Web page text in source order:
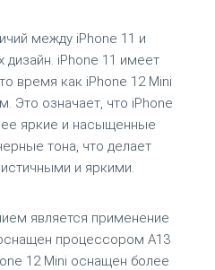
между iPhone 11 и
дизайн. iPhone 11 имеет
время как iPhone 12 Mini
Это означает, что iPhone
яркие и насыщенные
тона, что делает
и яркими.
является применение
процессором A13
12 Mini оснащен более